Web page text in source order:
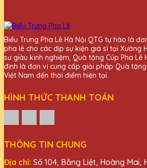
Biểu Trưng Pha Lê Hà Nội QTG tự hào là
pha lê cho các dịp sự kiện giá sỉ tại Xưởng
sư giàu kinh nghiệm, Quà tặng Cúp Pha Lê
định là đơn vị cung cấp giải pháp Quà
Việt Nam đến thời điểm hiện tại.
HÌNH THỨC THANH TOÁN
THÔNG TIN CHUNG
Địa chỉ: Số 104, Bằng Liệt, Hoàng Mai,